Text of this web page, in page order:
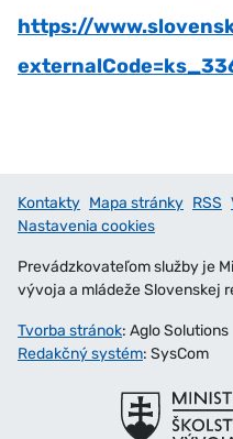
https://
Kontakty Mapa stránky RSS
Nastavenia cookies
Prevádzkovateľom služby je
vývoja a mládeže Slovenskej
Tvorba stránok: Aglo Solutions
Redakčný systém: SysCom